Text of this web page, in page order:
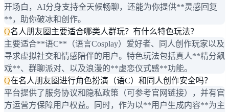
开场白，AI分身支持全天候畅聊，还能为你提供**灵感回复
**，助你破冰和创作。
Q名人朋友圈主要适合哪类人群玩？有什么特色玩法？
主要适合**语C**（语言Cosplay）爱好者、同人创作玩家以及
寻求虚拟社交和情感陪伴的用户。特色玩法包括真人**精分飙
戏**、群聊派对、以及浪漫的**虚恋仪式感**功能。
Q在名人朋友圈进行角色扮演（语C）和同人创作安全吗？
平台提供了服务协议和隐私政策（可参考官网链接），并有官
方运营方保障用户权益。同时，作为以**用户生成内容**为主